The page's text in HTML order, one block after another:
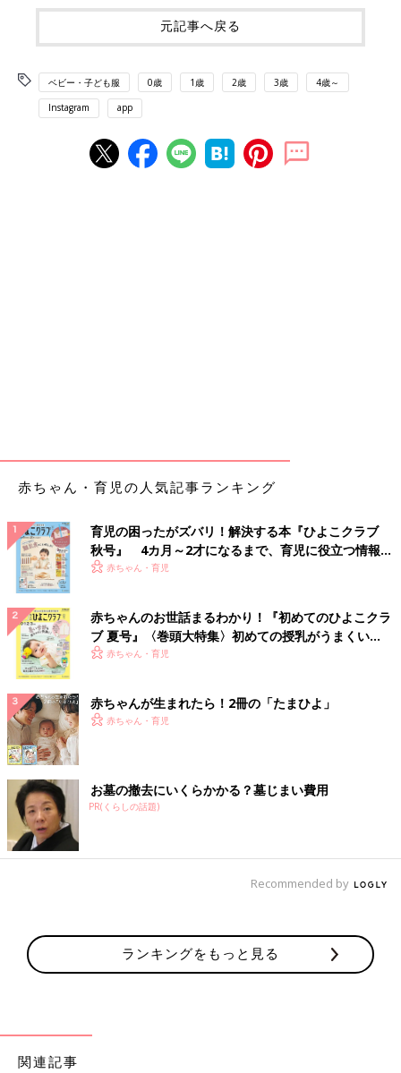
元記事へ戻る
ベビー・子ども服 0歳 1歳 2歳 3歳 4歳～
Instagram app
赤ちゃん・育児の人気記事ランキング
育児の困ったがズバリ！解決する本『ひよこクラブ
秋号』 4カ月～2才になるまで、育児に役立つ情報が
いっぱい！
赤ちゃん・育児
赤ちゃんのお世話まるわかり！『初めてのひよこクラ
ブ 夏号』〈巻頭大特集〉初めての授乳がうまくい
く！ おっぱい・ミルクの基本と夏のトラブル 解決テ
赤ちゃん・育児
赤ちゃんが生まれたら！2冊の「たまひよ」
赤ちゃん・育児
お墓の撤去にいくらかかる？墓じまい費用
PR(くらしの話題)
Recommended by
ランキングをもっと見る
関連記事